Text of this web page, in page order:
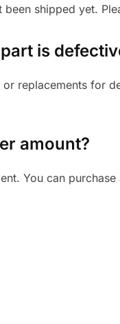
been shipped yet.
is
or replacements for
amount?
You can